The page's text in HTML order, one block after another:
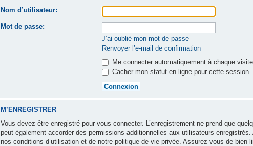
Nom d’utilisateur:
Mot de passe:
J’ai oublié mon mot de passe
Renvoyer l’e-mail de confirmation
Me connecter automatiquement à chaque visite
Cacher mon statut en ligne pour cette session
M’ENREGISTRER
Vous devez être enregistré pour vous connecter. L’enregistrement ne prend que
peut également accorder des permissions additionnelles aux utilisateurs
nos conditions d’utilisation et de notre politique de vie privée. Assurez-vous de bien